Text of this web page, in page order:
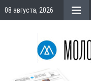
08 августа, 2026